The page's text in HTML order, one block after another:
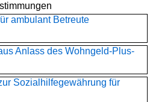
ambulant Betreute
Anlass des Wohngeld-Plus-
Sozialhilfegewährung für